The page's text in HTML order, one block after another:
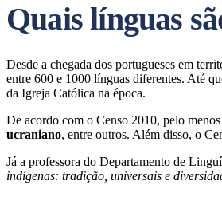
Quais línguas
Desde a chegada dos portugueses em
entre 600 e 1000 línguas diferentes. Até
da Igreja Católica na época.
De acordo com o Censo 2010, pelo
ucraniano, entre outros. Além disso, o
Já a professora do Departamento de
indígenas: tradição, universais e